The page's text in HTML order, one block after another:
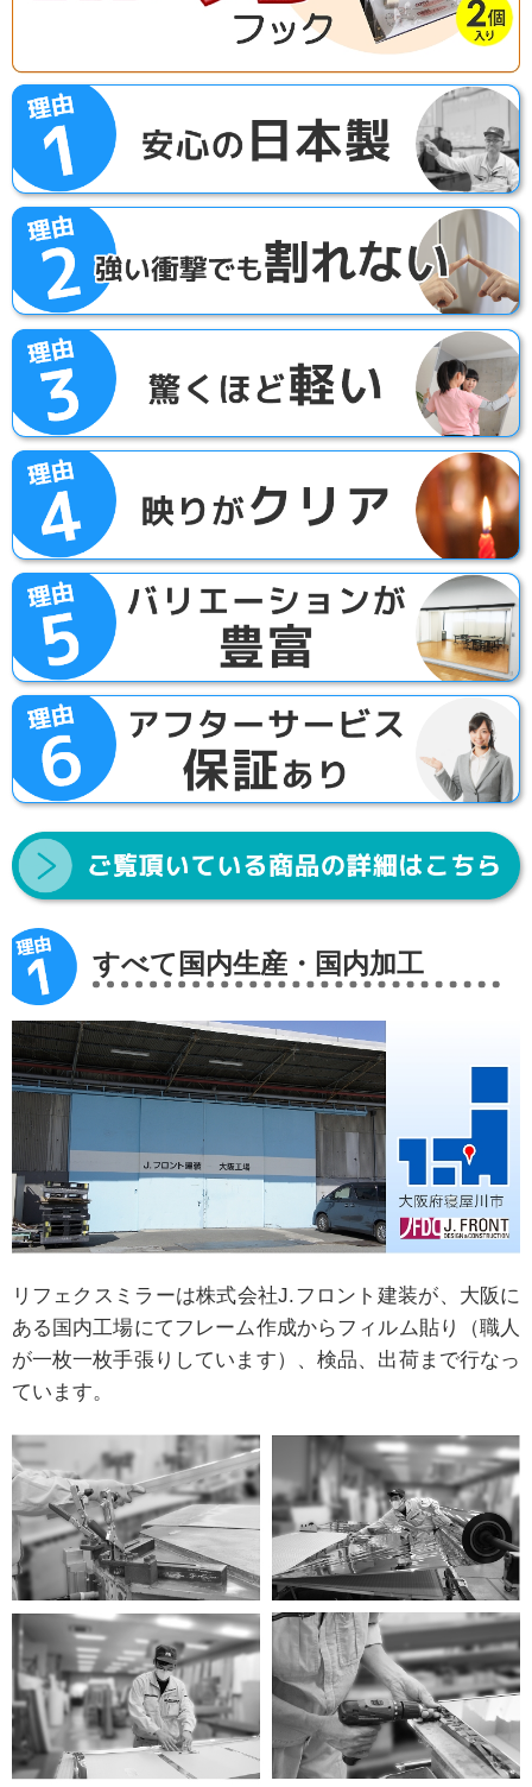
すべて国内生産・国内加工
リフェクスミラーは株式会社J.フロント建装が、大阪に
ある国内工場にてフレーム作成からフィルム貼り（職人
が一枚一枚手張りしています）、検品、出荷まで行なっ
ています。